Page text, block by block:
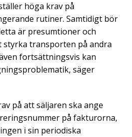
höga krav på
rutiner. Samtidigt bör
är presumtioner och
transporten på andra
fortsättningsvis kan
säger
på att säljaren ska ange
på fakturorna,
i sin periodiska